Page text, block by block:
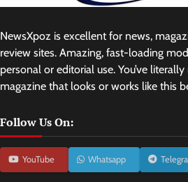
NewsXpoz is excellent for news,
review sites. Amazing, fast-loading
personal or editorial use. You’ve
magazine that looks or works like this
Follow Us On:
YouTube Whatsapp